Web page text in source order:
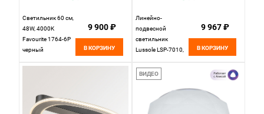
Светильник 60 см,
48W, 4000K
Favourite 1764-6P
черный
9 900 ₽
В КОРЗИНУ
Линейно-
подвесной
светильник
Lussole LSP-7010,
бронзовый
9 967 ₽
В КОРЗИНУ
ВИДЕО